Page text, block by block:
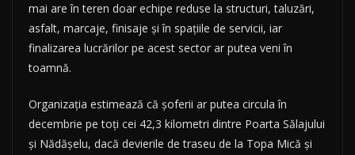
mai are în teren doar echipe reduse la structuri, taluzări,
asfalt, marcaje, finisaje și în spațiile de servicii, iar
finalizarea lucrărilor pe acest sector ar putea veni în
toamnă.
Organizația estimează că șoferii ar putea circula în
decembrie pe toți cei 42,3 kilometri dintre Poarta Sălajului
și Nădășelu, dacă devierile de traseu de la Topa Mică și